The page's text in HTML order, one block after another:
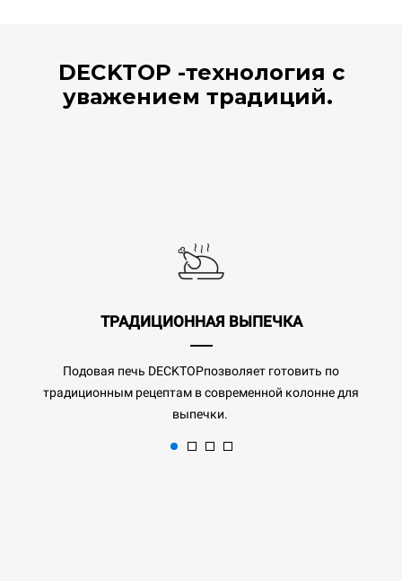
DECKTOP -технология c
уважением традиций.
ТРАДИЦИОННАЯ ВЫПЕЧКА
Подовая печь DECKTOPпозволяет готовить по
традиционным рецептам в современной колонне для
выпечки.